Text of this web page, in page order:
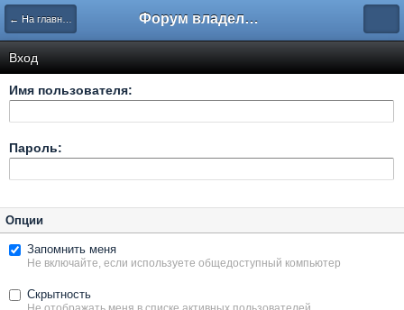
← На главную Форум владельцев интернет-магазинов
Вход
Имя пользователя:
Пароль:
Опции
Запомнить меня
Не включайте, если используете общедоступный компьютер
Скрытность